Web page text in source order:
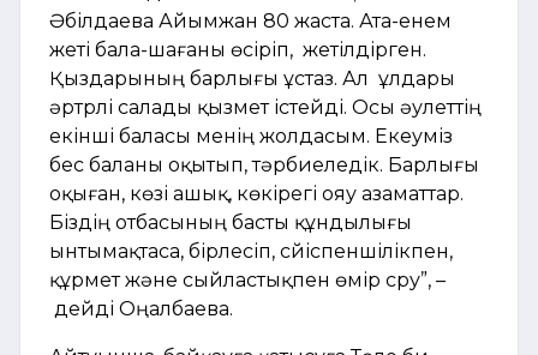
Әбілдаева Айымжан 80 жаста. Ата-енем
жеті бала-шағаны өсіріп, жетілдірген.
Қыздарының барлығы ұстаз. Ал ұлдары
әртүрлі салады қызмет істейді. Осы әулеттің
екінші баласы менің жолдасым. Екеуміз
бес баланы оқытып, тәрбиеледік. Барлығы
оқыған, көзі ашық, көкірегі ояу азаматтар.
Біздің отбасының басты құндылығы
ынтымақтаса, бірлесіп, сүйіспеншілікпен,
құрмет және сыйластықпен өмір сүру”, –
дейді Оңалбаева.